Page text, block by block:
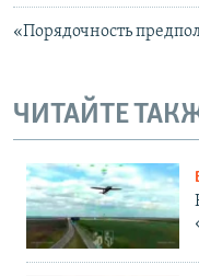
«Порядочность
ЧИТАЙТЕ